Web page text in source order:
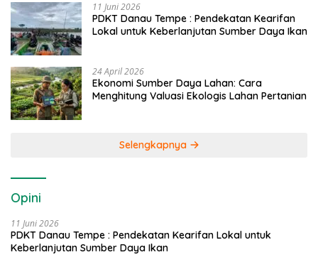
11 Juni 2026
PDKT Danau Tempe : Pendekatan Kearifan
Lokal untuk Keberlanjutan Sumber Daya Ikan
24 April 2026
Ekonomi Sumber Daya Lahan: Cara
Menghitung Valuasi Ekologis Lahan Pertanian
Selengkapnya
Opini
11 Juni 2026
PDKT Danau Tempe : Pendekatan Kearifan Lokal untuk
Keberlanjutan Sumber Daya Ikan